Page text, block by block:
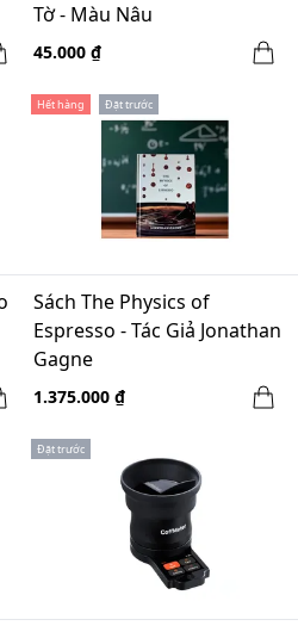
Tờ - Màu Nâu
45.000 ₫
Hết hàng Đặt trước
Sách The Physics of
Espresso - Tác Giả Jonathan
Gagne
1.375.000 ₫
Đặt trước